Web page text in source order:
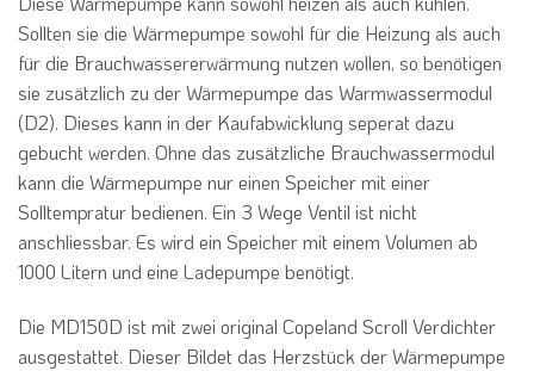
Sollten sie die Wärmepumpe sowohl für die Heizung als auch
für die Brauchwassererwärmung nutzen wollen, so benötigen
sie zusätzlich zu der Wärmepumpe das Warmwassermodul
(D2). Dieses kann in der Kaufabwicklung seperat dazu
gebucht werden. Ohne das zusätzliche Brauchwassermodul
kann die Wärmepumpe nur einen Speicher mit einer
Solltempratur bedienen. Ein 3 Wege Ventil ist nicht
anschliessbar. Es wird ein Speicher mit einem Volumen ab
1000 Litern und eine Ladepumpe benötigt.
Die MD150D ist mit zwei original Copeland Scroll Verdichter
ausgestattet. Dieser Bildet das Herzstück der Wärmepumpe